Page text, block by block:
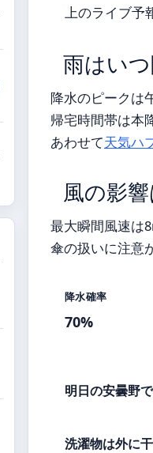
上のライブ予
雨はいつ
降水のピークは
帰宅時間帯は本
あわせて天気ハ
風の影響
最大瞬間風速は
傘の扱いに注意
降水確率
70%
明日の安曇野
洗濯物は外に